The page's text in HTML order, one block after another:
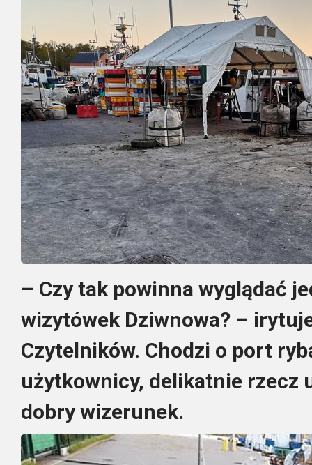
– Czy tak powinna wyglądać
wizytówek Dziwnowa? –
Czytelników. Chodzi o port
użytkownicy, delikatnie rzecz
dobry wizerunek.